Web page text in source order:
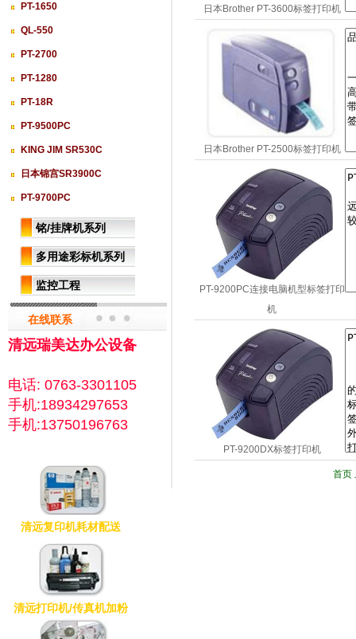
PT-1650
QL-550
PT-2700
PT-1280
PT-18R
PT-9500PC
KING JIM SR530C
日本锦宫SR3900C
PT-9700PC
铭/挂牌机系列
多用途彩标机系列
监控工程
在线联系
清远瑞美达办公设备
电话: 0763-3301105
手机:18934297653
手机:13750196763
清远复印机耗材配送
清远打印机/传真机加粉
日本Brother PT-3600标签打印机
日本Brother PT-2500标签打印机
PT-9200PC连接电脑机型标签打印
机
PT-9200DX标签打印机
首页